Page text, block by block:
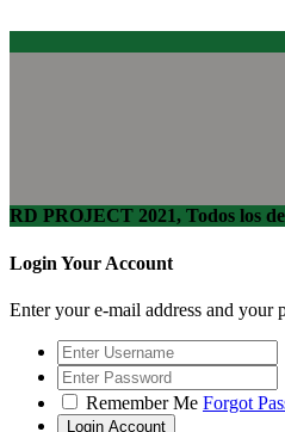
RD PROJECT 2021, Todos los
Login Your Account
Enter your e-mail address and your
Remember Me Forgot